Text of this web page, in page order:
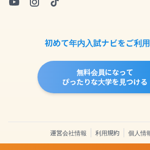
初めて年内入試ナビをご利
無料会員になって
ぴったりな大学を見つける
運営会社情報 利用規約 個人情